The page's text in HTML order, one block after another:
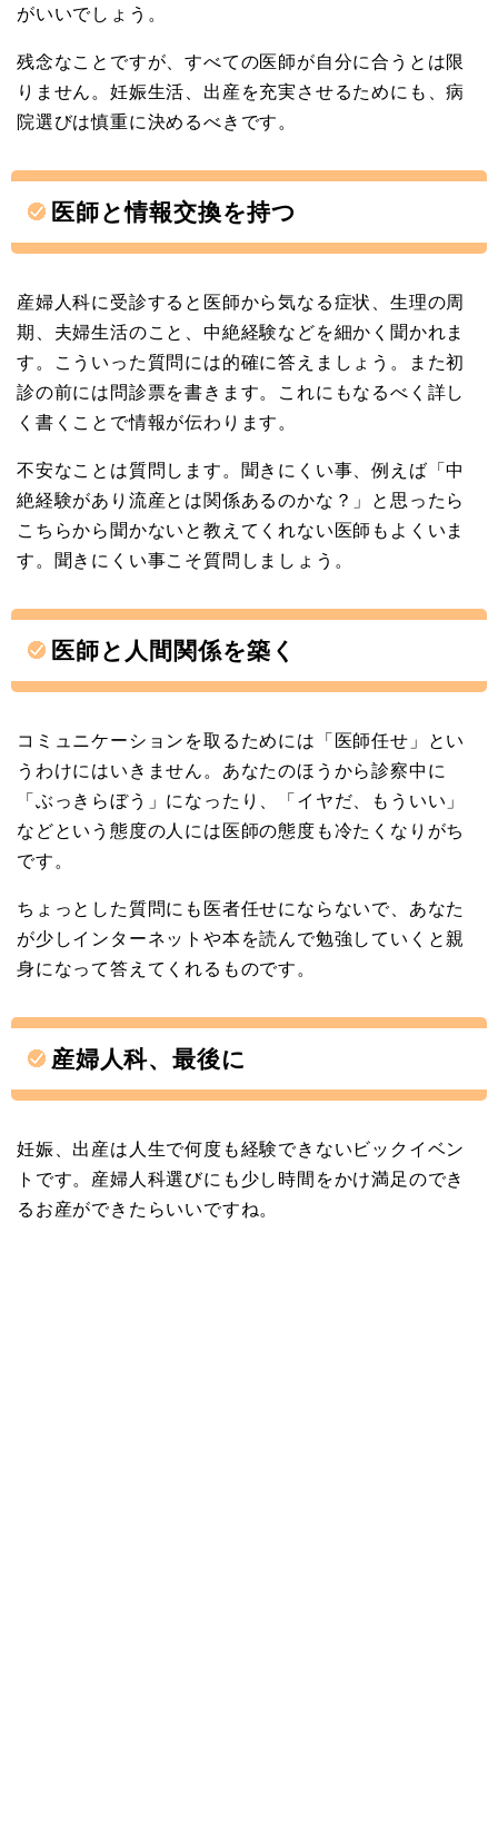
がいいでしょう。
残念なことですが、すべての医師が自分に合うとは限
りません。妊娠生活、出産を充実させるためにも、病
院選びは慎重に決めるべきです。
医師と情報交換を持つ
産婦人科に受診すると医師から気なる症状、生理の周
期、夫婦生活のこと、中絶経験などを細かく聞かれま
す。こういった質問には的確に答えましょう。また初
診の前には問診票を書きます。これにもなるべく詳し
く書くことで情報が伝わります。
不安なことは質問します。聞きにくい事、例えば「中
絶経験があり流産とは関係あるのかな？」と思ったら
こちらから聞かないと教えてくれない医師もよくいま
す。聞きにくい事こそ質問しましょう。
医師と人間関係を築く
コミュニケーションを取るためには「医師任せ」とい
うわけにはいきません。あなたのほうから診察中に
「ぶっきらぼう」になったり、「イヤだ、もういい」
などという態度の人には医師の態度も冷たくなりがち
です。
ちょっとした質問にも医者任せにならないで、あなた
が少しインターネットや本を読んで勉強していくと親
身になって答えてくれるものです。
産婦人科、最後に
妊娠、出産は人生で何度も経験できないビックイベン
トです。産婦人科選びにも少し時間をかけ満足のでき
るお産ができたらいいですね。